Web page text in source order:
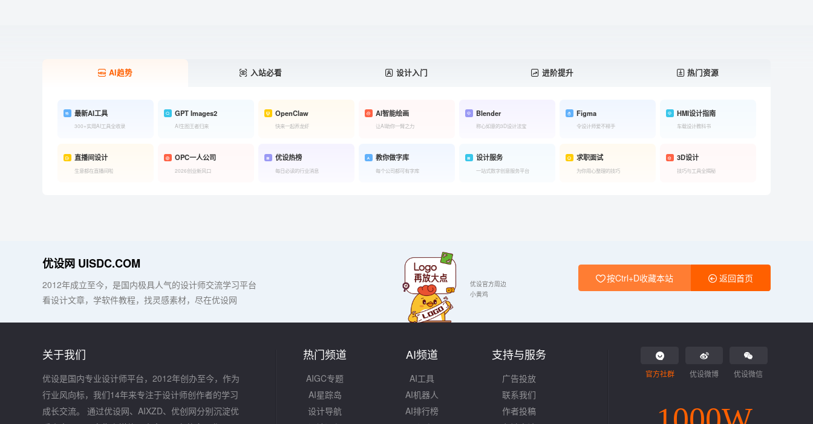
AI趋势 入站必看 设计入门 进阶提升 热门资源
最新AI工具
300+实用AI工具全收录
GPT Images2
AI生图王者归来
OpenClaw
快来一起养龙虾
AI智能绘画
让AI助你一臂之力
Blender
称心如意的3D设计法宝
Figma
令设计师爱不释手
HMI设计指南
车载设计教科书
直播间设计
生意都在直播间啦
OPC一人公司
2026创业新风口
优设热榜
每日必读的行业消息
教你做字库
每个公司都可有字库
设计服务
一站式数字创意服务平台
求职面试
为你用心整理的技巧
3D设计
技巧与工具全揭秘
优设网 UISDC.COM
2012年成立至今，是国内极具人气的设计师交流学习平台
看设计文章，学软件教程，找灵感素材，尽在优设网
按Ctrl+D收藏本站 返回首页
优设官方周边
小黄鸡
关于我们
优设是国内专业设计师平台，2012年创办至今，作为
行业风向标，我们14年来专注于设计师创作者的学习
成长交流。 通过优设网、AIXZD、优创网分别沉淀优
热门频道
AIGC专题
AI星踪岛
设计导航
AI频道
AI工具
AI机器人
AI排行榜
支持与服务
广告投放
联系我们
作者投稿
官方社群 优设微博 优设微信